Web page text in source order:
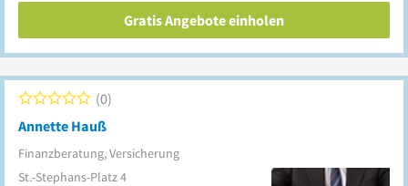
Gratis Angebote einholen
Annette Hauß
Finanzberatung, Versicherung
0
St.-Stephans-Platz 4